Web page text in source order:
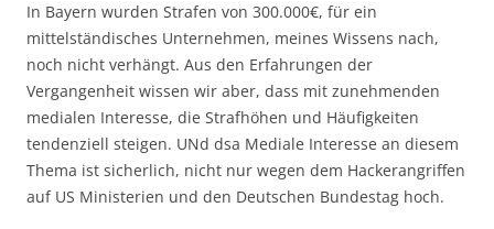
In Bayern wurden Strafen von 300.000€, für ein
mittelständisches Unternehmen, meines Wissens nach,
noch nicht verhängt. Aus den Erfahrungen der
Vergangenheit wissen wir aber, dass mit zunehmenden
medialen Interesse, die Strafhöhen und Häufigkeiten
tendenziell steigen. UNd dsa Mediale Interesse an diesem
Thema ist sicherlich, nicht nur wegen dem Hackerangriffen
auf US Ministerien und den Deutschen Bundestag hoch.